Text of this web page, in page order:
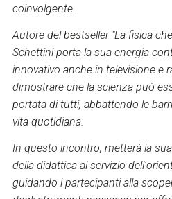
coinvolgente.
Autore del bestseller "La fisica
Schettini porta la sua energia
innovativo anche in televisione e
dimostrare che la scienza può
portata di tutti, abbattendo le
vita quotidiana.
In questo incontro, metterà la
della didattica al servizio
guidando i partecipanti alla